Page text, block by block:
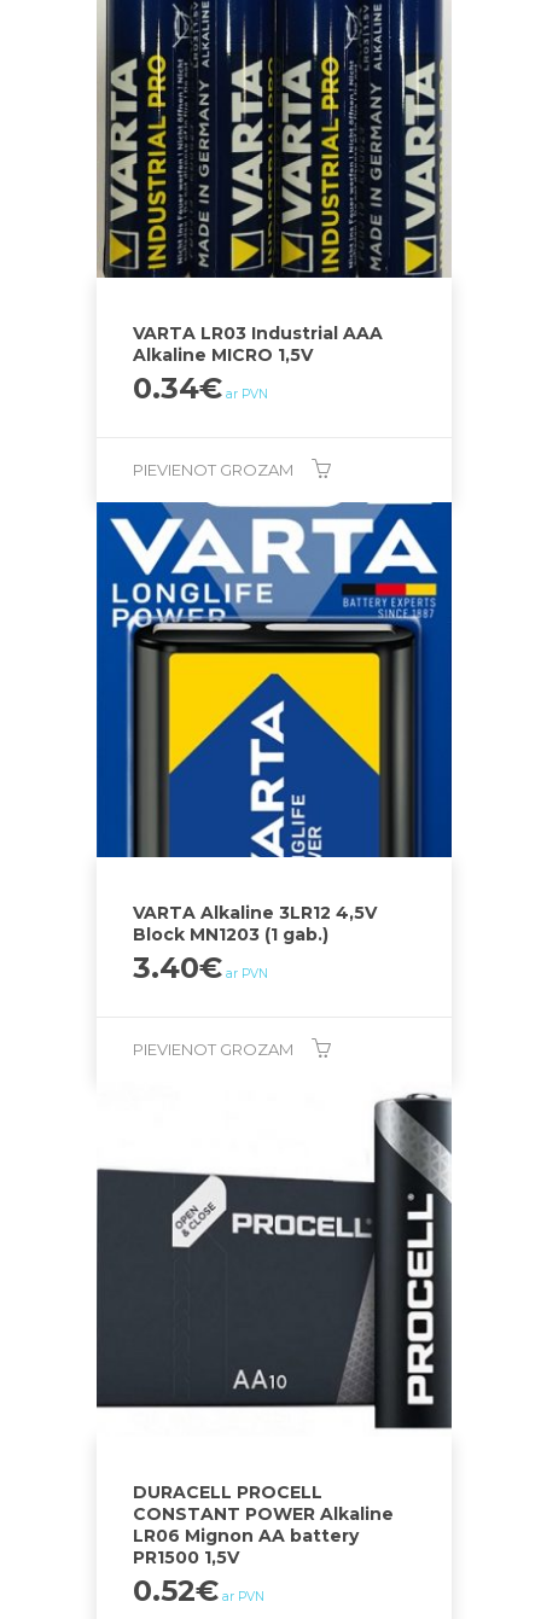
VARTA LR03 Industrial AAA
Alkaline MICRO 1,5V
0.34€ ar PVN
PIEVIENOT GROZAM
VARTA Alkaline 3LR12 4,5V
Block MN1203 (1 gab.)
3.40€ ar PVN
PIEVIENOT GROZAM
DURACELL PROCELL
CONSTANT POWER Alkaline
LR06 Mignon AA battery
PR1500 1,5V
0.52€ ar PVN